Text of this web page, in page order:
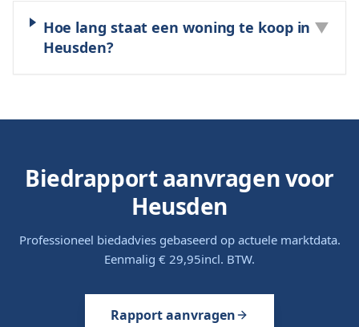
Hoe lang staat een woning te koop in
Heusden?
▼
Biedrapport aanvragen voor
Heusden
Professioneel biedadvies gebaseerd op actuele marktdata.
Eenmalig € 29,95incl. BTW.
Rapport aanvragen